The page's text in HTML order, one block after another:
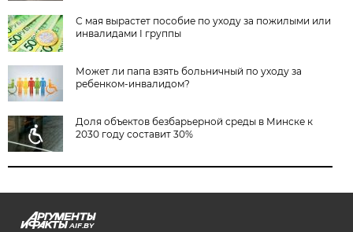
С мая вырастет пособие по уходу за пожилыми или
инвалидами I группы
Может ли папа взять больничный по уходу за
ребенком-инвалидом?
Доля объектов безбарьерной среды в Минске к
2030 году составит 30%
AIF.BY